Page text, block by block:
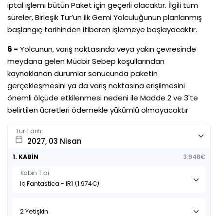
iptal işlemi bütün Paket için geçerli olacaktır. İlgili tüm
süreler, Birleşik Tur’un ilk Gemi Yolculuğunun planlanmış
başlangıç tarihinden itibaren işlemeye başlayacaktır.
6 - Yolcunun, varış noktasında veya yakın çevresinde
meydana gelen Mücbir Sebep koşullarından
kaynaklanan durumlar sonucunda paketin
gerçekleşmesini ya da varış noktasına erişilmesini
önemli ölçüde etkilenmesi nedeni ile Madde 2 ve 3'te
belirtilen ücretleri ödemekle yükümlü olmayacaktır
Tur Tarihi
calendar_today
1. KABİN
3.948€
Kabin Tipi
2 Yetişkin